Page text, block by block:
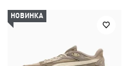
НОВИНКА